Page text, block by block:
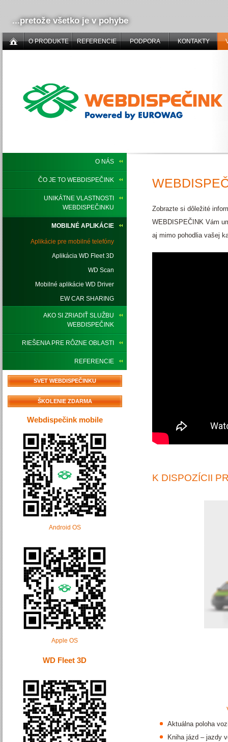
...pretože všetko je v pohybe
O PRODUKTE REFERENCIE PODPORA KONTAKTY
O NÁS
ČO JE TO WEBDISPEČINK
UNIKÁTNE VLASTNOSTI
WEBDISPEČINKU
MOBILNÉ APLIKÁCIE
Aplikácie pre mobilné telefóny
Aplikácia WD Fleet 3D
WD Scan
Mobilné aplikácie WD Driver
EW CAR SHARING
AKO SI ZRIADIŤ SLUŽBU
WEBDISPEČINK
RIEŠENIA PRE RÔZNE OBLASTI
REFERENCIE
SVET WEBDISPEČINKU
ŠKOLENIE ZDARMA
Webdispečink mobile
Android OS
Apple OS
WD Fleet 3D
Zobrazte si dôležité
WEBDISPEČINK Vám
aj mimo pohodlia vašej
K DISPOZÍCII
Aktuálna poloha
Kniha jázd – jazdy